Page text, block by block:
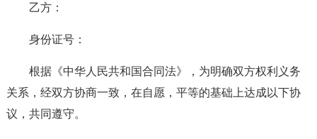
乙方：
身份证号：
根据《中华人民共和国合同法》，为明确双方权利义务
关系，经双方协商一致，在自愿，平等的基础上达成以下协
议，共同遵守。